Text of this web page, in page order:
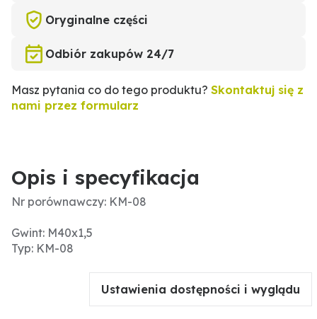
Oryginalne części
Odbiór zakupów 24/7
Masz pytania co do tego produktu? Skontaktuj się z
nami przez formularz
Opis i specyfikacja
Nr porównawczy: KM-08
Gwint: M40x1,5
Typ: KM-08
Ustawienia dostępności i wyglądu